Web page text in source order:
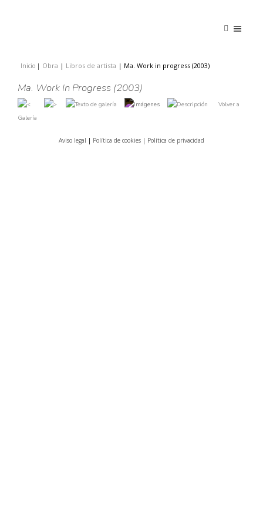
Inicio | Obra | Libros de artista | Ma. Work in progress (2003)
Ma. Work In Progress (2003)
Volver a
Galería
Aviso legal | Política de cookies | Política de privacidad